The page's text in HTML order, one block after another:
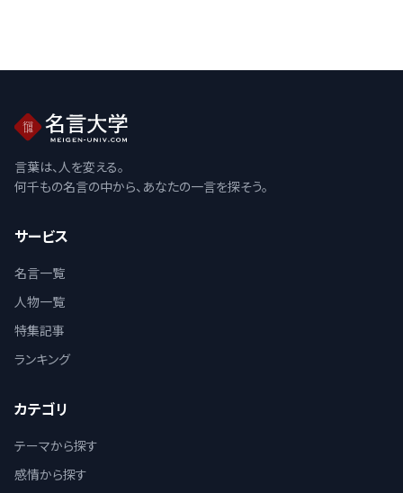
言葉は、人を変える。
何千もの名言の中から、あなたの一言を探そう。
サービス
名言一覧
人物一覧
特集記事
ランキング
カテゴリ
テーマから探す
感情から探す